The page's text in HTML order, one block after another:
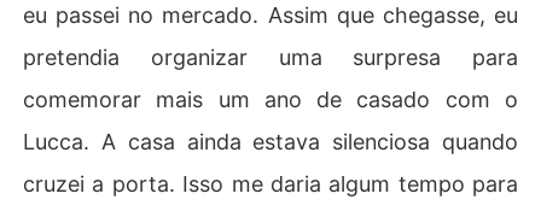
eu passei no mercado. Assim que chegasse, eu
pretendia organizar uma surpresa para
comemorar mais um ano de casado com o
Lucca. A casa ainda estava silenciosa quando
cruzei a porta. Isso me daria algum tempo para